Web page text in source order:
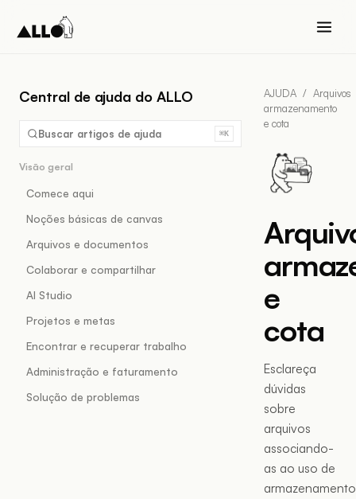
Central de ajuda do ALLO
Buscar artigos de ajuda ⌘K
Visão geral
Comece aqui
Noções básicas de canvas
Arquivos e documentos
Colaborar e compartilhar
AI Studio
Projetos e metas
Encontrar e recuperar trabalho
Administração e faturamento
Solução de problemas
AJUDA / Arquivos
armazenamento
e cota
e
cota
Esclareça
dúvidas
sobre
arquivos
associando-
as ao uso de